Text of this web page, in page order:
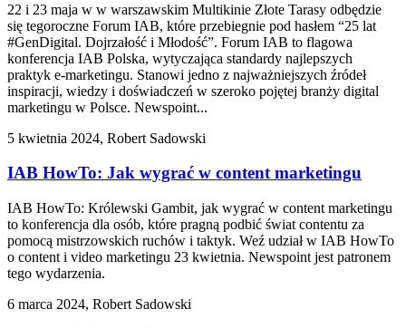
22 i 23 maja w w warszawskim Multikinie Złote Tarasy odbędzie
się tegoroczne Forum IAB, które przebiegnie pod hasłem “25 lat
#GenDigital. Dojrzałość i Młodość”. Forum IAB to flagowa
konferencja IAB Polska, wytyczająca standardy najlepszych
praktyk e-marketingu. Stanowi jedno z najważniejszych źródeł
inspiracji, wiedzy i doświadczeń w szeroko pojętej branży digital
marketingu w Polsce. Newspoint...
5 kwietnia 2024, Robert Sadowski
IAB HowTo: Jak wygrać w content marketingu
IAB HowTo: Królewski Gambit, jak wygrać w content marketingu
to konferencja dla osób, które pragną podbić świat contentu za
pomocą mistrzowskich ruchów i taktyk. Weź udział w IAB HowTo
o content i video marketingu 23 kwietnia. Newspoint jest patronem
tego wydarzenia.
6 marca 2024, Robert Sadowski